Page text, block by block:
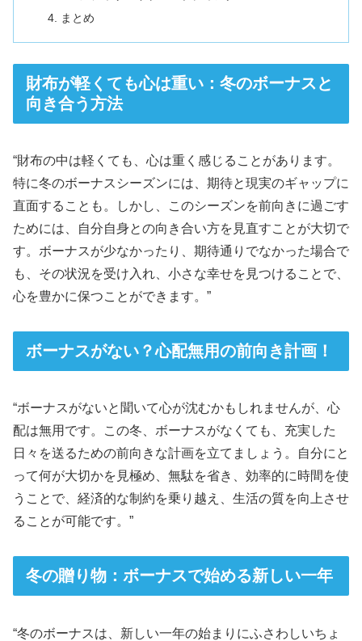
まとめ
財布が軽くても心は重い：冬のボーナスと
向き合う方法
“財布の中は軽くても、心は重く感じることがあります。
特に冬のボーナスシーズンには、期待と現実のギャップに
直面することも。しかし、このシーズンを前向きに過ごす
ためには、自分自身との向き合い方を見直すことが大切で
す。ボーナスが少なかったり、期待通りでなかった場合で
も、その状況を受け入れ、小さな幸せを見つけることで、
心を豊かに保つことができます。”
ボーナスがない？心配無用の前向き計画！
“ボーナスがないと聞いて心が沈むかもしれませんが、心
配は無用です。この冬、ボーナスがなくても、充実した
日々を送るための前向きな計画を立てましょう。自分にと
って何が大切かを見極め、無駄を省き、効率的に時間を使
うことで、経済的な制約を乗り越え、生活の質を向上させ
ることが可能です。”
冬の贈り物：ボーナスで始める新しい一年
“冬のボーナスは、新しい一年の始まりにふさわしいちょ